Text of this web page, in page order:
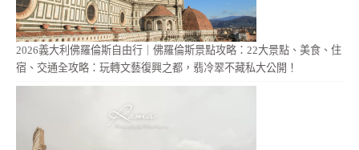
2026義大利佛羅倫斯自由行｜佛羅倫斯景點攻略：22大景點、美食、住
宿、交通全攻略：玩轉文藝復興之都，翡冷翠不藏私大公開！